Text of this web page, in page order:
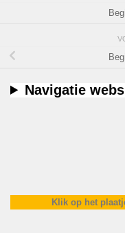
Navigatie
Klik op het